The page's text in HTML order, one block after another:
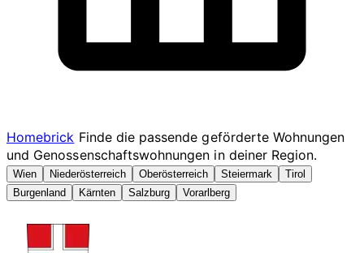
Homebrick Finde die passende geförderte Wohnungen
und Genossenschaftswohnungen in deiner Region.
Wien Niederösterreich Oberösterreich Steiermark
Tirol
Burgenland
Kärnten Salzburg Vorarlberg